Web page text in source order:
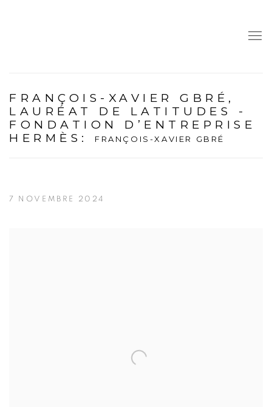
FRANÇOIS-XAVIER GBRÉ,
LAURÉAT DE LATITUDES -
FONDATION D’ENTREPRISE
HERMÈS : FRANÇOIS-XAVIER GBRÉ
7 NOVEMBRE 2024